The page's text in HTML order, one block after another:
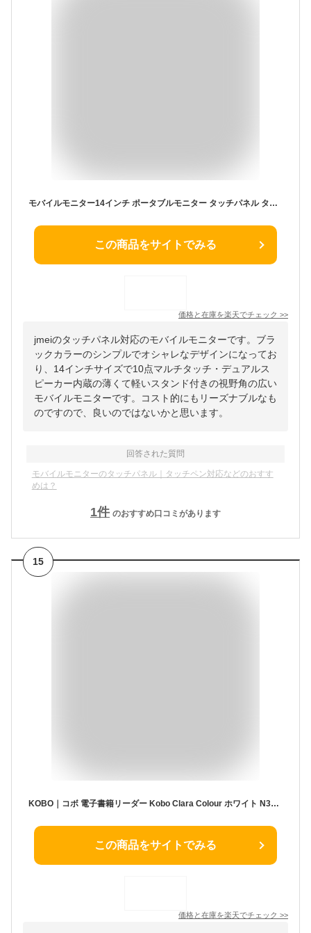
モバイルモニター14インチ ポータブルモニター タッチパネル タッチスクリーン 薄型 軽量 スタンド付き 自立型 IPSパネル Type-C HDMI スピーカー内蔵 デュアルモニター 拡張モニター ゲーミングモニター VESA規格 サブモニター XBOX PS4 PS5 Switch Mac PC ノートパソコン
この商品をサイトでみる
価格と在庫を楽天でチェック >>
jmeiのタッチパネル対応のモバイルモニターです。ブラ
ックカラーのシンプルでオシャレなデザインになってお
り、14インチサイズで10点マルチタッチ・デュアルス
ピーカー内蔵の薄くて軽いスタンド付きの視野角の広い
モバイルモニターです。コスト的にもリーズナブルなも
のですので、良いのではないかと思います。
回答された質問
モバイルモニターのタッチパネル｜タッチペン対応などのおすす
めは？
1件 のおすすめ口コミがあります
15
KOBO｜コボ 電子書籍リーダー Kobo Clara Colour ホワイト N367-KJ-WH-S-CK [6インチ /防水]
この商品をサイトでみる
価格と在庫を楽天でチェック >>